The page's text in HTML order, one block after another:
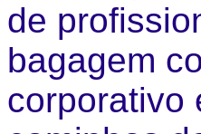
de
bagagem
corporativo